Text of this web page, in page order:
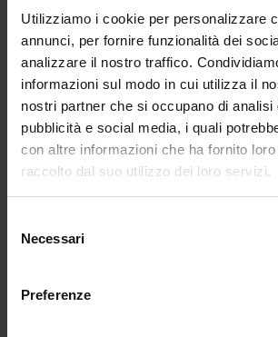
Utilizziamo i cookie per personalizzare
annunci, per fornire funzionalità dei
analizzare il nostro traffico.
informazioni sul modo in cui utilizza il
nostri partner che si occupano di analisi
pubblicità e social media, i quali
con altre informazioni che ha fornito
raccolto dal suo utilizzo dei loro servizi.
delNecessari
Preferenze
Ridere di chi è uguale significa
l’autorità del giudizio comune; è
il disprezzo della massa non ha
ha già accettato la propria natura. In
emerge l’idea che la vera follia
diversità, ma nell’ossessione di voler
un sistema che ci vuole tutti uguali.